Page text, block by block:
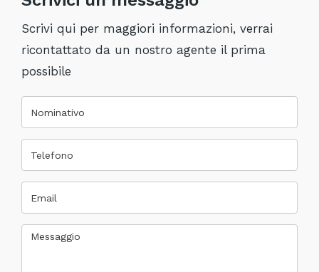
Scrivi qui per maggiori informazioni, verrai
ricontattato da un nostro agente il prima
possibile